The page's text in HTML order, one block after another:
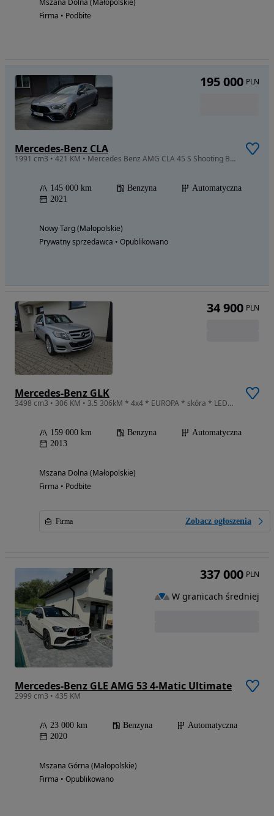
Firma • Podbite
Mercedes-Benz CLA
1991 cm3 • 421 KM • Mercedes Benz AMG CLA 45 S Shooting Brake 4MATIC+ 2021
145 000 km Benzyna
Automatyczna
2021
Nowy Targ (Małopolskie)
Prywatny sprzedawca • Opublikowano
195 000 PLN
Mercedes-Benz GLK
3498 cm3 • 306 KM • 3.5 306kM * 4x4 * EUROPA * skóra * LEDY *
159 000 km Benzyna
Automatyczna
2013
Mszana Dolna (Małopolskie)
Firma • Podbite
Firma Zobacz ogłoszenia
34 900 PLN
Mercedes-Benz GLE AMG 53 4-Matic Ultimate
2999 cm3 • 435 KM
23 000 km Benzyna
Automatyczna
2020
Mszana Górna (Małopolskie)
Firma • Opublikowano
337 000 PLN
W granicach średniej